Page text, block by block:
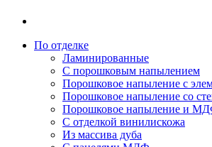
По отделке
Ламинированные
С порошковым напылением
Порошковое напыление с
Порошковое напыление со
Порошковое напыление и
С отделкой винилискожа
Из массива дуба